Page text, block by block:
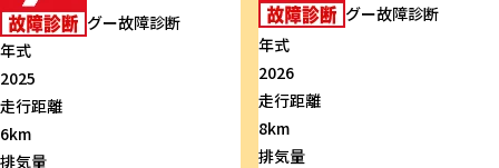
グー故障診断
年式
2025
走行距離
6km
排気量
グー故障診断
年式
2026
走行距離
8km
排気量